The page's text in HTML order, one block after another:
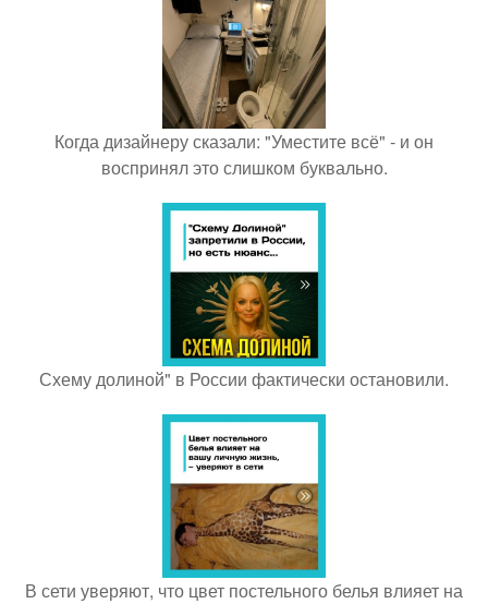
Когда дизайнеру сказали: "Уместите всё" - и он
воспринял это слишком буквально.
Схему долиной" в России фактически остановили.
В сети уверяют, что цвет постельного белья влияет на